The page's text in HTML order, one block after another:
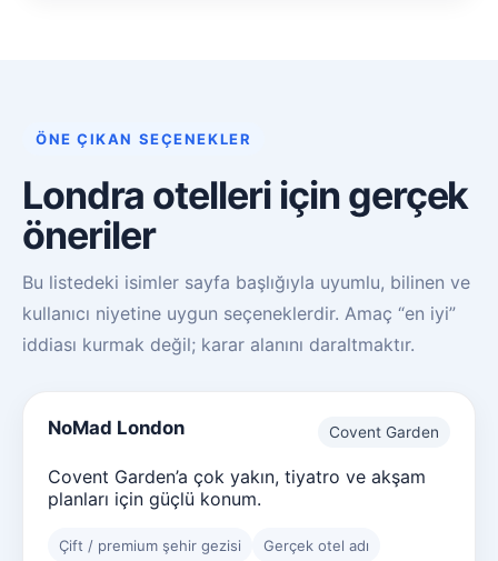
ÖNE ÇIKAN SEÇENEKLER
Londra otelleri için gerçek
öneriler
Bu listedeki isimler sayfa başlığıyla uyumlu, bilinen ve
kullanıcı niyetine uygun seçeneklerdir. Amaç “en iyi”
iddiası kurmak değil; karar alanını daraltmaktır.
NoMad London Covent Garden
Covent Garden’a çok yakın, tiyatro ve akşam
planları için güçlü konum.
Çift / premium şehir gezisi Gerçek otel adı